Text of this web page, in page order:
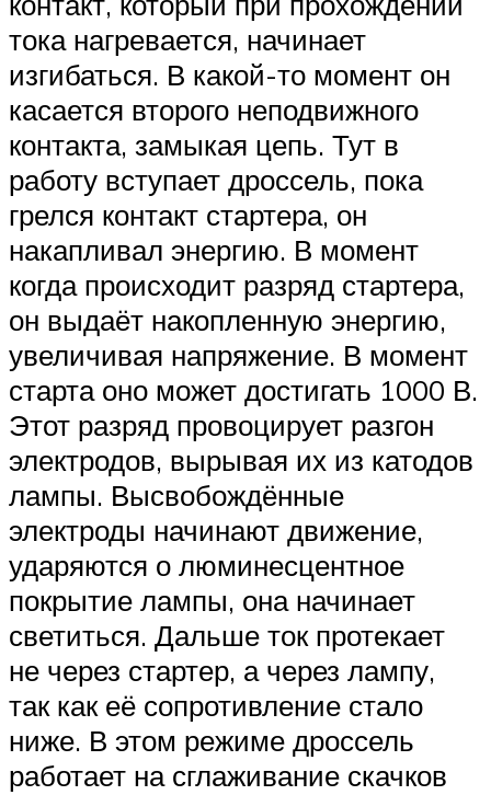
тока нагревается, начинает
изгибаться. В какой-то момент он
касается второго неподвижного
контакта, замыкая цепь. Тут в
работу вступает дроссель, пока
грелся контакт стартера, он
накапливал энергию. В момент
когда происходит разряд стартера,
он выдаёт накопленную энергию,
увеличивая напряжение. В момент
старта оно может достигать 1000 В.
Этот разряд провоцирует разгон
электродов, вырывая их из катодов
лампы. Высвобождённые
электроды начинают движение,
ударяются о люминесцентное
покрытие лампы, она начинает
светиться. Дальше ток протекает
не через стартер, а через лампу,
так как её сопротивление стало
ниже. В этом режиме дроссель
работает на сглаживание скачков